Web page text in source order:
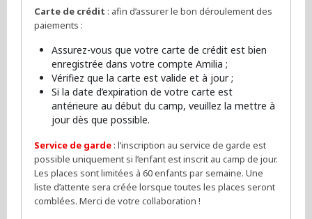
Carte de crédit : afin d’assurer le bon déroulement des
paiements :
Assurez-vous que votre carte de crédit est bien
enregistrée dans votre compte Amilia ;
Vérifiez que la carte est valide et à jour ;
Si la date d’expiration de votre carte est
antérieure au début du camp, veuillez la mettre à
jour dès que possible.
Service de garde : l’inscription au service de garde est
possible uniquement si l’enfant est inscrit au camp de jour.
Les places sont limitées à 60 enfants par semaine. Une
liste d’attente sera créée lorsque toutes les places seront
comblées. Merci de votre collaboration !